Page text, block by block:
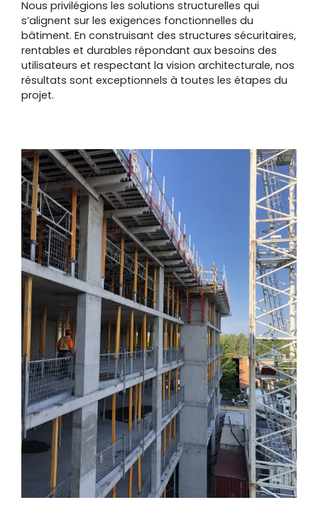
Nous privilégions les solutions structurelles qui
s’alignent sur les exigences fonctionnelles du
bâtiment. En construisant des structures sécuritaires,
rentables et durables répondant aux besoins des
utilisateurs et respectant la vision architecturale, nos
résultats sont exceptionnels à toutes les étapes du
projet.